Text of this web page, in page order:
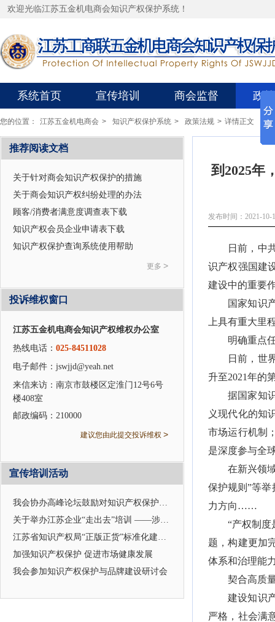
欢迎光临江苏五金机电商会知识产权保护系统！
系统首页 宣传培训 商会监督 政
您的位置： 江苏五金机电商会 > 知识产权保护系统 > 政策法规 > 详情正文
到2025年
发布时间：2021-10-
日前，中
识产权强国建
建设中的重要
国家知识
上具有重大里
明确重点
日前，世
升至2021年的
据国家知
义现代化的知
市场运行机制
是深度参与全
在新兴领
保护规则”等
力方向……
“产权制
题，构建更加
体系和治理能
契合高质
建设知识
严格，社会满
推荐阅读文档
关于针对商会知识产权保护的措施
关于商会知识产权纠纷处理的办法
顾客/消费者满意度调查表下载
知识产权会员企业申请表下载
知识产权保护查询系统使用帮助
更多 >
投诉维权窗口
江苏五金机电商会知识产权维权办公室
热线电话： 025-84511028
电子邮件：jswjjd@yeah.net
来信来访：南京市鼓楼区定淮门12号6号
楼408室
邮政编码：210000
建议您由此提交投诉维权 >
宣传培训活动
我会协办高峰论坛鼓励对知识产权保护及应用
关于举办江苏企业“走出去”培训 ——涉外企业合规管理与知识产权应对的通知
江苏省知识产权局“正版正货”标准化建设座谈会在我会召开
加强知识产权保护 促进市场健康发展
我会参加知识产权保护与品牌建设研讨会